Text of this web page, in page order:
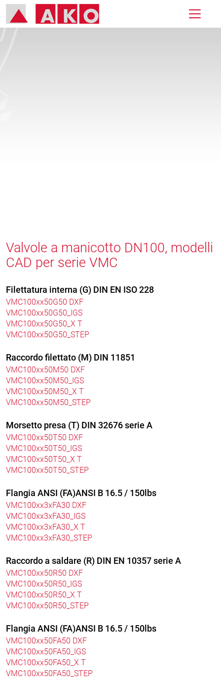
Valvole a manicotto DN100, modelli
CAD per serie VMC
Filettatura interna (G) DIN EN ISO 228
VMC100xx50G50 DXF
VMC100xx50G50_IGS
VMC100xx50G50_X T
VMC100xx50G50_STEP
Raccordo filettato (M) DIN 11851
VMC100xx50M50 DXF
VMC100xx50M50_IGS
VMC100xx50M50_X T
VMC100xx50M50_STEP
Morsetto presa (T) DIN 32676 serie A
VMC100xx50T50 DXF
VMC100xx50T50_IGS
VMC100xx50T50_X T
VMC100xx50T50_STEP
Flangia ANSI (FA)ANSI B 16.5 / 150lbs
VMC100xx3xFA30 DXF
VMC100xx3xFA30_IGS
VMC100xx3xFA30_X T
VMC100xx3xFA30_STEP
Raccordo a saldare (R) DIN EN 10357 serie A
VMC100xx50R50 DXF
VMC100xx50R50_IGS
VMC100xx50R50_X T
VMC100xx50R50_STEP
Flangia ANSI (FA)ANSI B 16.5 / 150lbs
VMC100xx50FA50 DXF
VMC100xx50FA50_IGS
VMC100xx50FA50_X T
VMC100xx50FA50_STEP